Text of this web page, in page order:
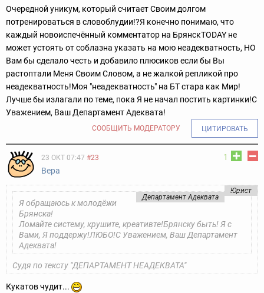
Очередной уникум, который считает Своим долгом
потренироваться в словоблудии!?Я конечно понимаю, что
каждый новоиспечённый комментатор на БрянскTODAY не
может устоять от соблазна указать на мою неадекватность, НО
Вам бы сделало честь и добавило плюсиков если бы Вы
растоптали Меня Своим Словом, а не жалкой репликой про
неадекватность!Моя "неадекватность" на БТ стара как Мир!
Лучше бы излагали по теме, пока Я не начал постить картинки!С
Уважением, Ваш Департамент Адеквата!
СООБЩИТЬ МОДЕРАТОРУ ЦИТИРОВАТЬ
1
23 ОКТ 07:47 #23
Вера
Юрист
Департамент Адеквата
Я обращаюсь к молодёжи
Брянска!
Ломайте систему, крушите, креативте!Брянску быть! Я с
Вами, Я поддержу!ЛЮБО!С Уважением, Ваш Департамент
Адеквата!
Судя по тексту "ДЕПАРТАМЕНТ НЕАДЕКВАТА"
Кукатов чудит...